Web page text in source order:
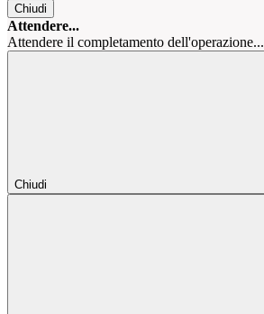
Chiudi
Attendere...
Attendere il completamento dell'operazione...
Chiudi